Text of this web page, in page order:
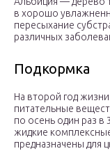
в хорошо
пересыхание
различных
Подкормка
На второй год
питательные
по осень один раз в
жидкие
предназначены для